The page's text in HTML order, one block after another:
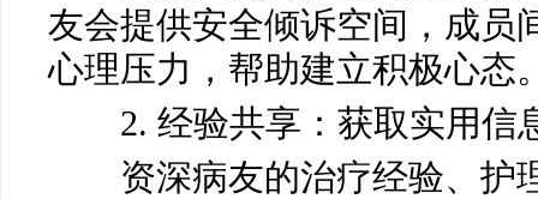
友会提供安全倾诉空间，成员
心理压力，帮助建立积极心态
2. 经验共享：获取实用信
资深病友的治疗经验、护